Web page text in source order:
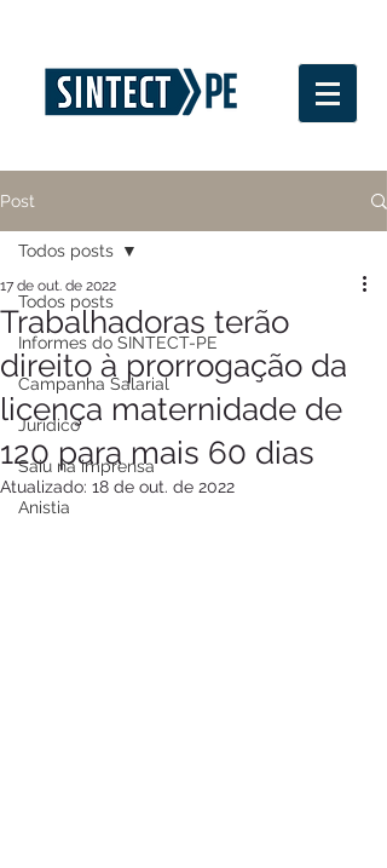
Post
Todos posts
Informes do SINTECT-PE
Campanha Salarial
Jurídico
Saiu na imprensa
Anistia
Todos posts
Trabalhadoras terão
direito à prorrogação da
licença maternidade de
120 para mais 60 dias
17 de out. de 2022
Atualizado: 18 de out. de 2022